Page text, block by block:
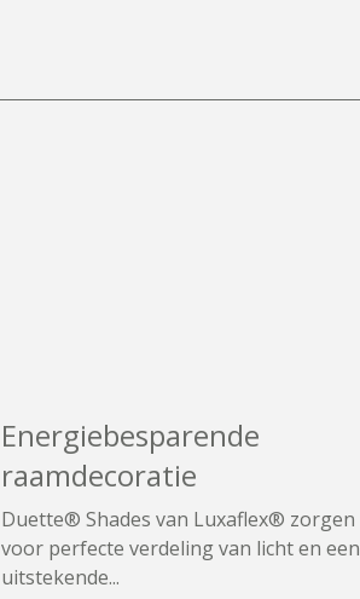
Energiebesparende
raamdecoratie
Duette® Shades van Luxaflex® zorgen
voor perfecte verdeling van licht en een
uitstekende...